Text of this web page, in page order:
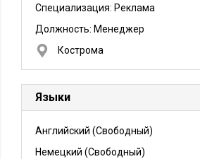
Krono Holding AG, имеющее более 10
заводов по всему миру.
Специализация: Реклама
Должность: Менеджер
Кострома
Языки
Английский (Свободный)
Немецкий (Свободный)